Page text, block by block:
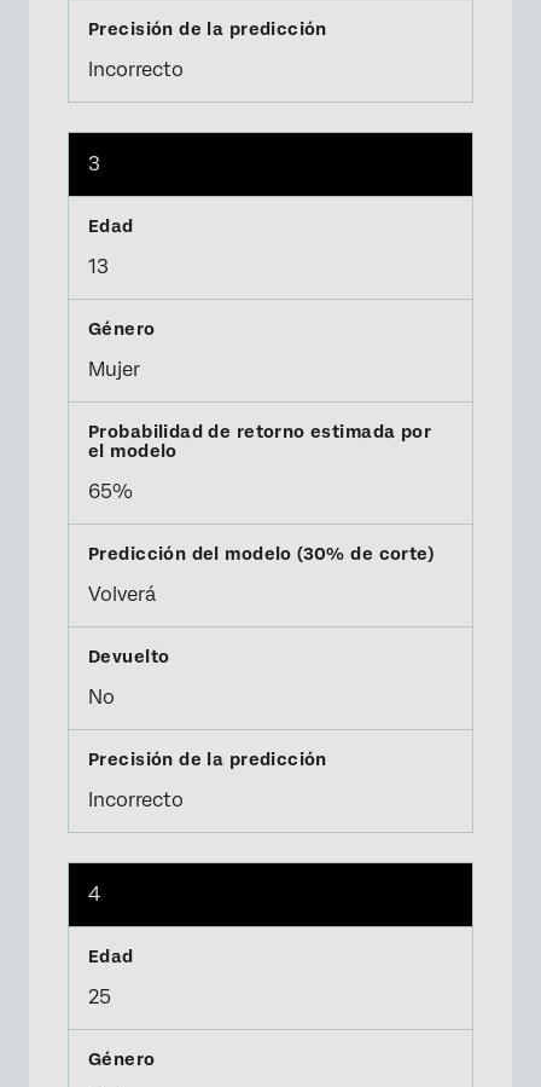
Incorrecto
3
13
Mujer
65%
Volverá
No
Incorrecto
4
25